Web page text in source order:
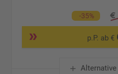
-35% €
p.P. ab €
Alternative